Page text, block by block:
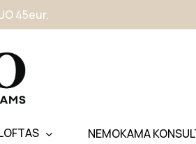
45eur.
NEMOKAMA